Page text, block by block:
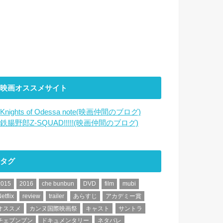
映画オススメサイト
Knights of Odessa note(映画仲間のブログ)
鉄腸野郎Z-SQUAD!!!!!(映画仲間のブログ)
タグ
2016 che bunbun DVD film
mubi
review trailer あらすじ
アカデミー賞
ススメ
カンヌ国際映画祭 キャスト
サントラ
ェブンブン
ドキュメンタリー
ネタバレ